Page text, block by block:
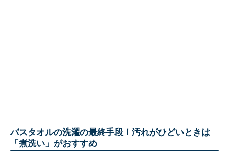
バスタオルの洗濯の最終手段！汚れがひどいときは
「煮洗い」がおすすめ